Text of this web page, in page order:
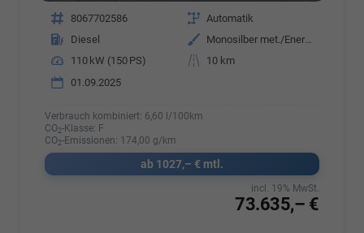
Fahrzeugnr. 8067702586 Getriebe Automatik
Kraftstoff
Diesel Außenfarbe
Monosilber met./Energetic Orange met. Dach Schwarz
Leistung
110 kW (150 PS) Kilometerstand
10 km
01.09.2025
Verbrauch kombiniert: 6,60 l/100km
CO2-Klasse: F
CO2-Emissionen: 174,00 g/km
ab 1027,– € mtl.
73.635,– €
incl. 19% MwSt.